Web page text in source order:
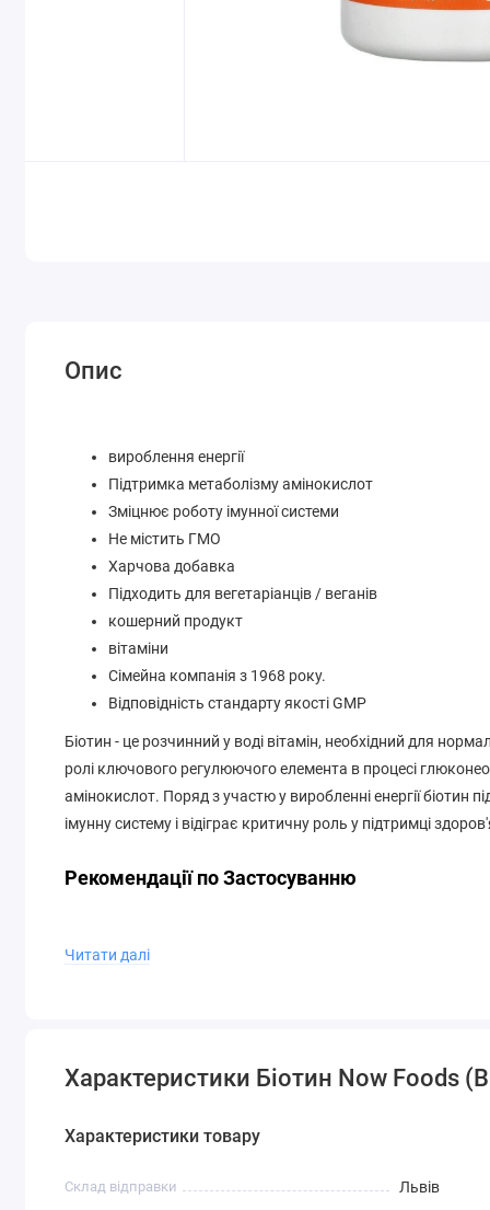
Опис
вироблення енергії
Підтримка метаболізму амінокислот
Зміцнює роботу імунної системи
Не містить ГМО
Харчова добавка
Підходить для вегетаріанців / веганів
кошерний продукт
вітаміни
Сімейна компанія з 1968 року.
Відповідність стандарту якості GMP
Біотин - це розчинний у воді вітамін, необхідний для
ролі ключового регулюючого елемента в процесі
амінокислот. Поряд з участю у виробленні енергії біотин
імунну систему і відіграє критичну роль у підтримці
Рекомендації по Застосуванню
Не справляється з додаванням пшениці, глютену, сої,
попередження
Читати далі
Характеристики Біотин Now Foods
Характеристики товару
Склад відправки Львів